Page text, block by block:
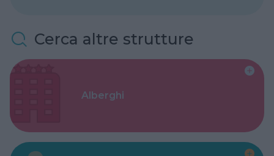
Cerca altre strutture
Alberghi